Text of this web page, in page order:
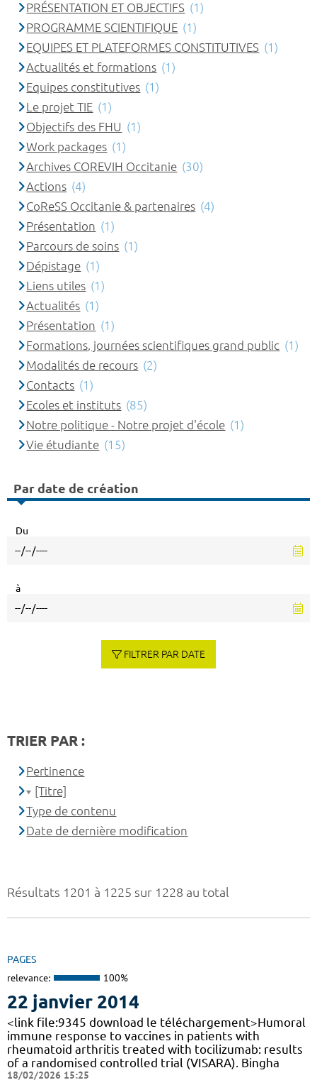
Résultats 1201 à 1225 sur 1228 au total
PAGES
relevance: 100%
22 janvier 2014
<link file:9345 download le téléchargement>Humoral
immune response to vaccines in patients with
rheumatoid arthritis treated with tocilizumab: results
of a randomised controlled trial (VISARA). Bingha
18/02/2026 15:25
PRÉSENTATION ET OBJECTIFS (1)
PROGRAMME SCIENTIFIQUE (1)
EQUIPES ET PLATEFORMES CONSTITUTIVES (1)
Actualités et formations (1)
Equipes constitutives (1)
Le projet TIE (1)
Objectifs des FHU (1)
Work packages (1)
Archives COREVIH Occitanie (30)
Actions (4)
CoReSS Occitanie & partenaires (4)
Présentation (1)
Parcours de soins (1)
Dépistage (1)
Liens utiles (1)
Actualités (1)
Présentation (1)
Formations, journées scientifiques grand public (1)
Modalités de recours (2)
Contacts (1)
Ecoles et instituts (85)
Notre politique - Notre projet d'école (1)
Vie étudiante (15)
Par date de création
Du
à
FILTRER PAR DATE
TRIER PAR :
Pertinence
[Titre]
Type de contenu
Date de dernière modification